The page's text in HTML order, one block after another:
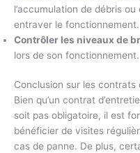
l’accumulation de débris
entraver le fonctionnement.
Contrôler les niveaux de
lors de son fonctionnement.
Conclusion sur les contrats
Bien qu’un contrat
soit pas obligatoire, il est
bénéficier de visites
cas de panne. De plus,